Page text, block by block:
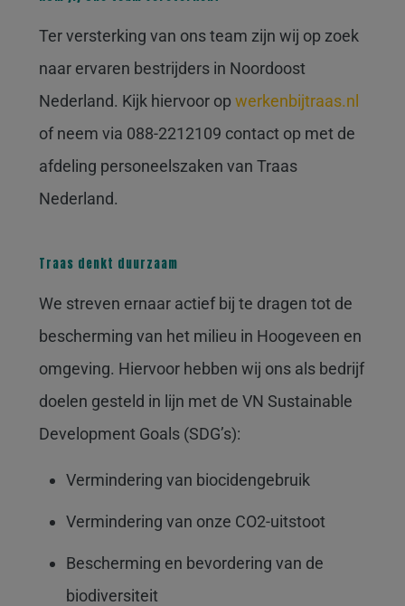
Ter versterking van ons team zijn wij op zoek
naar ervaren bestrijders in Noordoost
Nederland. Kijk hiervoor op werkenbijtraas.nl
of neem via 088-2212109 contact op met de
afdeling personeelszaken van Traas
Nederland.
Traas denkt duurzaam
We streven ernaar actief bij te dragen tot de
bescherming van het milieu in Hoogeveen en
omgeving. Hiervoor hebben wij ons als bedrijf
doelen gesteld in lijn met de VN Sustainable
Development Goals (SDG’s):
Vermindering van biocidengebruik
Vermindering van onze CO2-uitstoot
Bescherming en bevordering van de
biodiversiteit